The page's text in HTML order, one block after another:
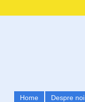
Home Despre noi